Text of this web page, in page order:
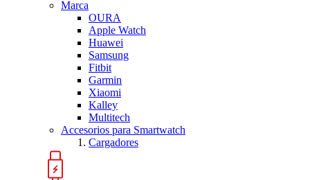
Marca
OURA
Apple Watch
Huawei
Samsung
Fitbit
Garmin
Xiaomi
Kalley
Multitech
Accesorios para Smartwatch
Cargadores